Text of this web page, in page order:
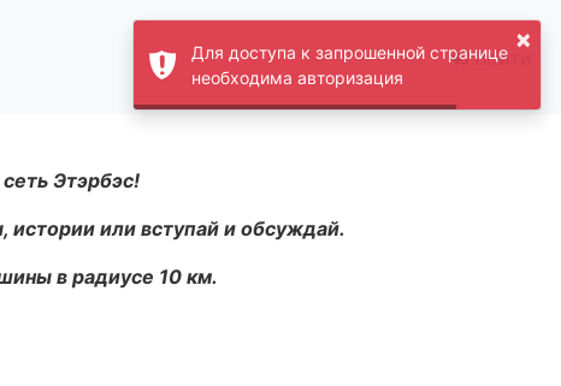
Войти
Этэрбэс!
истории или вступай и обсуждай.
в радиусе 10 км.
×
Для доступа к запрошенной странице
необходима авторизация